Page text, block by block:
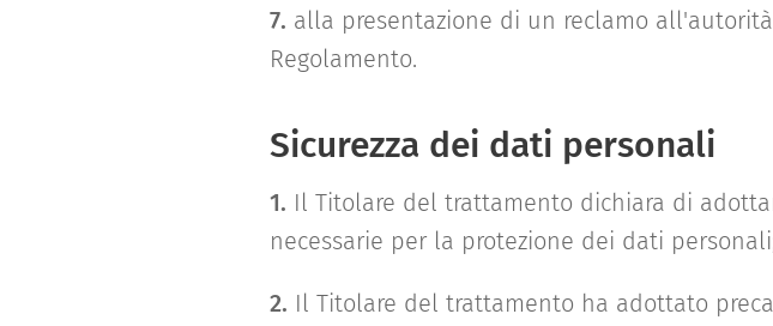
7. alla presentazione di un reclamo
Regolamento.
Sicurezza dei dati personali
1. Il Titolare del trattamento dichiara di
necessarie per la protezione dei dati
2. Il Titolare del trattamento ha adottato